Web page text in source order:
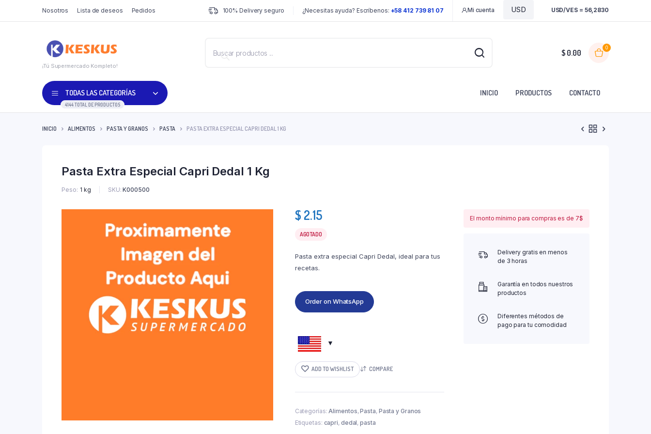
Nosotros Lista de deseos Pedidos 100% Delivery seguro ¿Necesitas ayuda? Escríbenos: +58 412 739 81 07 Mi cuenta USD/VES = 56,2830
¡Tú Supermercado Kompleto!
$ 0.00
0
TODAS LAS CATEGORÍAS
4144 TOTAL DE PRODUCTOS
INICIO PRODUCTOS CONTACTO
INICIO ALIMENTOS PASTA Y GRANOS PASTA PASTA EXTRA ESPECIAL CAPRI DEDAL 1 KG
Pasta Extra Especial Capri Dedal 1 Kg
Peso 1 kg SKU: K000500
$ 2.15
AGOTADO
Pasta extra especial Capri Dedal, ideal para tus
recetas.
Order on WhatsApp
ADD TO WISHLIST COMPARE
Categorías: Alimentos,Pasta, Pasta y Granos
Etiquetas: capri, dedal,pasta
El monto mínimo para compras es de 7$
Delivery gratis en menos
de 3 horas
Garantía en todos nuestros
productos
Diferentes métodos de
pago para tu comodidad